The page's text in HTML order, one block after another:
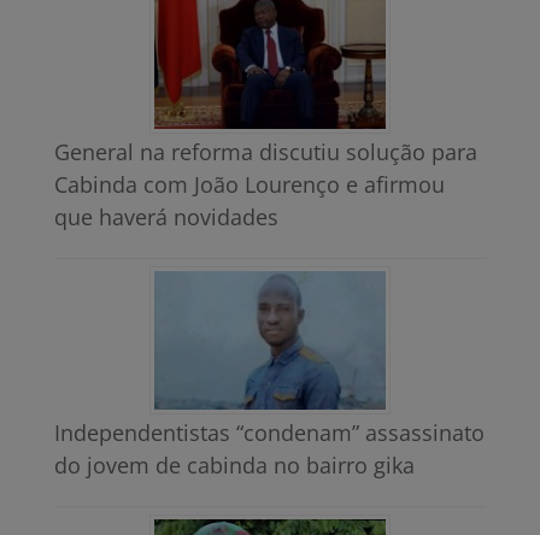
General na reforma discutiu solução para
Cabinda com João Lourenço e afirmou
que haverá novidades
Independentistas “condenam” assassinato
do jovem de cabinda no bairro gika